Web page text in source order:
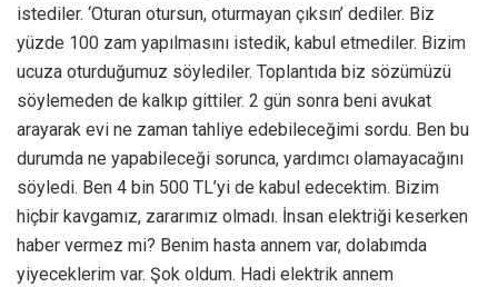
istediler. ‘Oturan otursun, oturmayan çıksın’ dediler. Biz
yüzde 100 zam yapılmasını istedik, kabul etmediler. Bizim
ucuza oturduğumuz söylediler. Toplantıda biz sözümüzü
söylemeden de kalkıp gittiler. 2 gün sonra beni avukat
arayarak evi ne zaman tahliye edebileceğimi sordu. Ben bu
durumda ne yapabileceği sorunca, yardımcı olamayacağını
söyledi. Ben 4 bin 500 TL’yi de kabul edecektim. Bizim
hiçbir kavgamız, zararımız olmadı. İnsan elektriği keserken
haber vermez mi? Benim hasta annem var, dolabımda
yiyeceklerim var. Şok oldum. Hadi elektrik annem